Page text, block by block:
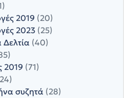
2019 (20)
2023 (25)
Δελτία (40)
2019 (71)
συζητά (28)